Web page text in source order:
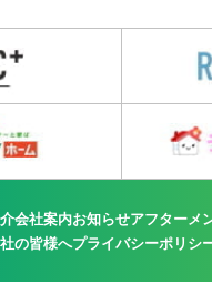
会社案内お知らせアフターメ
の皆様へプライバシーポリシ